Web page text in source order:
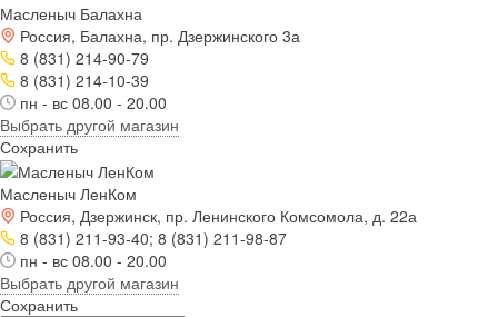
Масленыч Балахна
Россия, Балахна, пр. Дзержинского 3а
8 (831) 214-90-79
8 (831) 214-10-39
пн - вс 08.00 - 20.00
Выбрать другой магазин
Сохранить
Масленыч ЛенКом
Россия, Дзержинск, пр. Ленинского Комсомола, д. 22а
8 (831) 211-93-40; 8 (831) 211-98-87
пн - вс 08.00 - 20.00
Выбрать другой магазин
Сохранить